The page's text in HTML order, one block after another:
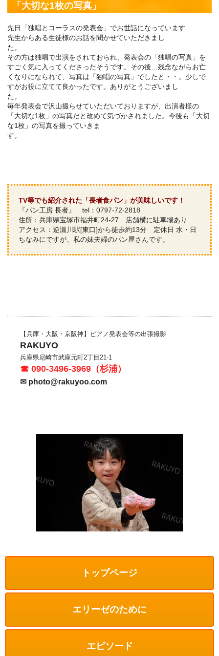
「大切な1枚の写真」
先日「独唱とコーラスの発表会」でお世話になっています
先生からある生徒様のお話を聞かせていただきまし
た。
その方は独唱で出演をされておられ、発表会の「独唱の写真」を
すごく気に入ってくださったそうです。その後…残念ながらお亡
くなりになられて、写真は「独唱の写真」でしたと・・。少しで
すがお役に立てて良かったです。ありがとうございまし
た
毎年発表会で沢山撮らせていただいておりますが、出演者様の
「大切な1枚」の写真だと改めて気づかされました。今後も「大切
な1枚」の写真を撮っていきま
TV等でも紹介された「長者食パン」が美味しいです！
『パン工房 長者』 tel：0797-72-2818
住所：兵庫県宝塚市福井町24-27 店舗横に駐車場あり
アクセス：逆瀬川駅[東口]から徒歩約13分 定休日 水・日
ちなみにですが、私の妹夫婦のパン屋さんです。
【兵庫・大阪・京阪神】ピアノ発表会等の出張撮影
RAKUYO
兵庫県尼崎市武庫元町2丁目21-1
☎ 090-3496-3969（杉浦）
✉ photo@rakuyoo.com
トップページ
エリーゼのために
エピソード